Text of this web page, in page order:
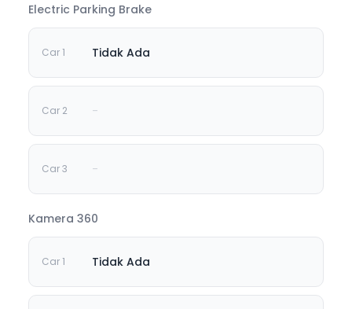
Electric Parking Brake
Tidak Ada
-
-
Kamera 360
Tidak Ada